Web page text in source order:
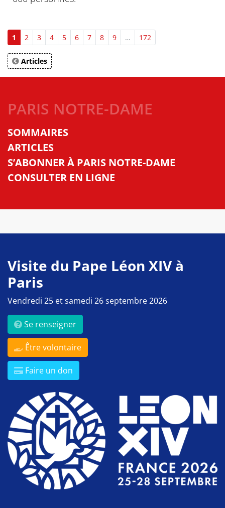
1 2 3 4 5 6 7 8 9 … 172
Articles
PARIS NOTRE-DAME
SOMMAIRES
ARTICLES
S’ABONNER À PARIS NOTRE-DAME
CONSULTER EN LIGNE
Visite du Pape Léon XIV à
Paris
Vendredi 25 et samedi 26 septembre 2026
Se renseigner
Être volontaire
Faire un don